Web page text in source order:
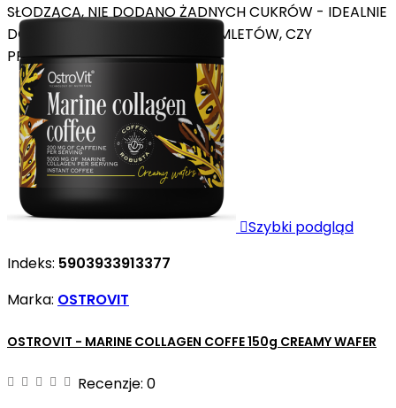
SŁODZĄCĄ, NIE DODANO ŻADNYCH CUKRÓW - IDEALNIE
DOPEŁNI SMAK NALEŚNIKÓW, OMLETÓW, CZY
PRZERÓŻNYCH WYPIEKÓW
Szybki podgląd
Indeks: 5903933913377
Marka: OSTROVIT
OSTROVIT - MARINE COLLAGEN COFFE 150g CREAMY WAFER
Recenzje: 0